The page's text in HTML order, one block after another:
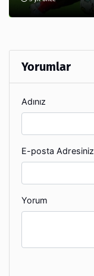
Yorumlar
Adınız
E-posta Adresiniz
Yorum